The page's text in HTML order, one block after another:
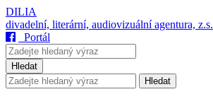
DILIA
divadelní, literární, audiovizuální agentura, z.s.
Portál
Hledat
Hledat